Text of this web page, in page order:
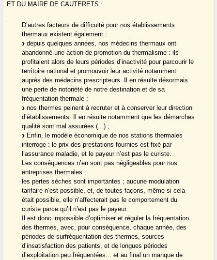
ET DU MAIRE DE CAUTERETS :
D’autres facteurs de difficulté pour nos établissements
thermaux existent également :
depuis quelques années, nos médecins thermaux ont
abandonné une action de promotion du thermalisme : ils
profitaient alors de leurs périodes d’inactivité pour parcourir le
territoire national et promouvoir leur activité notamment
auprès des médecins prescripteurs. Il en résulte désormais
une perte de notoriété de notre destination et de sa
fréquentation thermale ;
nos thermes peinent à recruter et à conserver leur direction
d’établissements. Il en résulte notamment que les démarches
qualité sont mal assurées (...) ;
Enfin, le modèle économique de nos stations thermales
interroge : le prix des prestations fournies est fixé par
l’assurance maladie, et le payeur n’est pas le curiste.
Les conséquences n’en sont pas négligeables pour nos
entreprises thermales :
les pertes sèches sont importantes ; aucune modulation
tarifaire n’est possible, et, de toutes façons, même si cela
était possible, elle n’affecterait pas le comportement du
curiste parce qu’il n’est pas le payeur.
Il est donc impossible d’optimiser et réguler la fréquentation
des thermes, avec, pour conséquence, chaque année, des
périodes de surfréquentation des thermes, sources
d’insatisfaction des patients, et de longues périodes
d’exploitation peu fréquentées... et au final un manque de